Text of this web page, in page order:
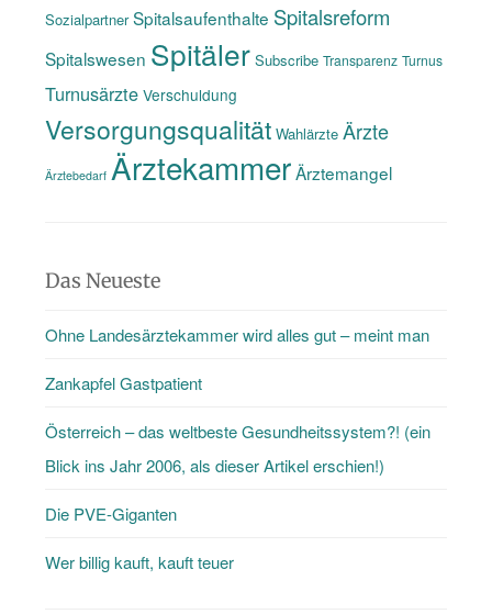
Sozialpartner Spitalsaufenthalte Spitalsreform
Spitalswesen Spitäler Subscribe Transparenz Turnus
Turnusärzte Verschuldung
Versorgungsqualität Wahlärzte Ärzte
Ärztebedarf ÄrztekammerÄrztemangel
Das Neueste
Ohne Landesärztekammer wird alles gut – meint man
Zankapfel Gastpatient
Österreich – das weltbeste Gesundheitssystem?! (ein
Blick ins Jahr 2006, als dieser Artikel erschien!)
Die PVE-Giganten
Wer billig kauft, kauft teuer